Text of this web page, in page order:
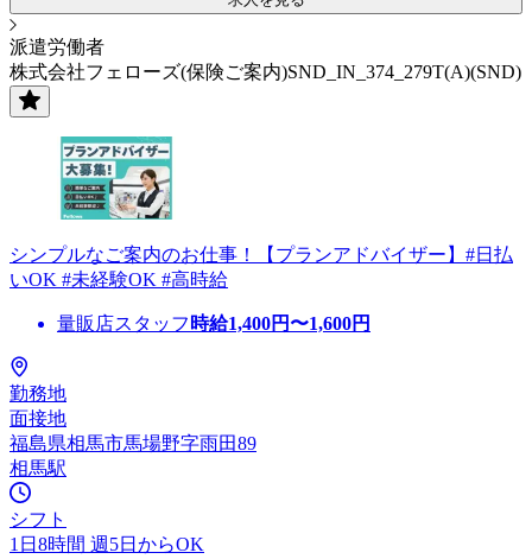
派遣労働者
株式会社フェローズ(保険ご案内)SND_IN_374_279T(A)(SND)
シンプルなご案内のお仕事！【プランアドバイザー】#日払
いOK #未経験OK #高時給
量販店スタッフ 時給1,400円〜1,600円
勤務地
面接地
福島県相馬市馬場野字雨田89
相馬駅
シフト
1日8時間 週5日からOK